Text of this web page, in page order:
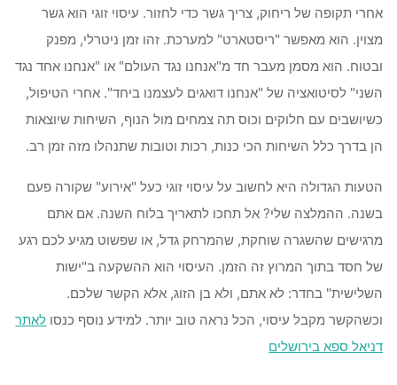
אחרי תקופה של ריחוק, צריך גשר כדי לחזור. עיסוי זוגי הוא גשר
מצוין. הוא מאפשר "ריסטארט" למערכת. זהו זמן ניטרלי, מפנק
ובטוח. הוא מסמן מעבר חד מ"אנחנו נגד העולם" או "אנחנו אחד נגד
השני" לסיטואציה של "אנחנו דואגים לעצמנו ביחד". אחרי הטיפול,
כשיושבים עם חלוקים וכוס תה צמחים מול הנוף, השיחות שיוצאות
הן בדרך כלל השיחות הכי כנות, רכות וטובות שתנהלו מזה זמן רב.
הטעות הגדולה היא לחשוב על עיסוי זוגי כעל "אירוע" שקורה פעם
בשנה. ההמלצה שלי? אל תחכו לתאריך בלוח השנה. אם אתם
מרגישים שהשגרה שוחקת, שהמרחק גדל, או שפשוט מגיע לכם רגע
של חסד בתוך המרוץ זה הזמן. העיסוי הוא ההשקעה ב"ישות
השלישית" בחדר: לא אתם, ולא בן הזוג, אלא הקשר שלכם.
וכשהקשר מקבל עיסוי, הכל נראה טוב יותר. למידע נוסף כנסו לאתר
דניאל ספא בירושלים